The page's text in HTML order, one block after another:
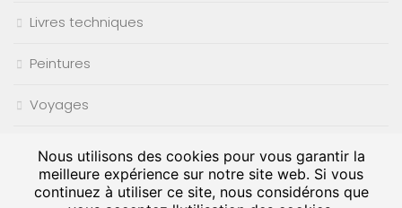
Livres techniques
Peintures
Voyages
Nous utilisons des cookies pour vous garantir la
meilleure expérience sur notre site web. Si vous
continuez à utiliser ce site, nous considérons que